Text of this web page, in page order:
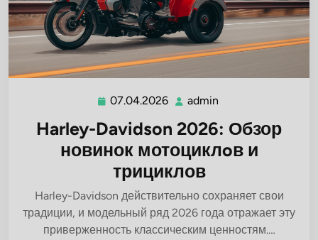
07.04.2026 07.04.2026
admin
Harley-Davidson 2026: Обзор
новинок мотоциклoв и
трициклов
Harley-Davidson действительно сохраняет свои
традиции, и модельный ряд 2026 года отражает эту
приверженность классическим ценностям.…